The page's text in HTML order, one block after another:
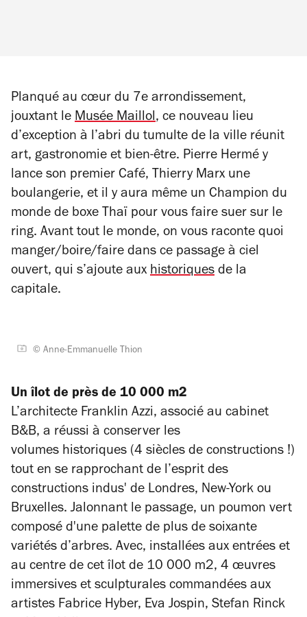
Planqué au cœur du 7e arrondissement,
jouxtant le Musée Maillol, ce nouveau lieu
d’exception à l’abri du tumulte de la ville réunit
art, gastronomie et bien-être. Pierre Hermé y
lance son premier Café, Thierry Marx une
boulangerie, et il y aura même un Champion du
monde de boxe Thaï pour vous faire suer sur le
ring. Avant tout le monde, on vous raconte quoi
manger/boire/faire dans ce passage à ciel
ouvert, qui s’ajoute aux historiques de la
capitale.
© Anne-Emmanuelle Thion
Un îlot de près de 10 000 m2
L’architecte Franklin Azzi, associé au cabinet
B&B, a réussi à conserver les
volumes historiques (4 siècles de constructions !)
tout en se rapprochant de l’esprit des
constructions indus' de Londres, New-York ou
Bruxelles. Jalonnant le passage, un poumon vert
composé d'une palette de plus de soixante
variétés d’arbres. Avec, installées aux entrées et
au centre de cet îlot de 10 000 m2, 4 œuvres
immersives et sculpturales commandées aux
artistes Fabrice Hyber, Eva Jospin, Stefan Rinck